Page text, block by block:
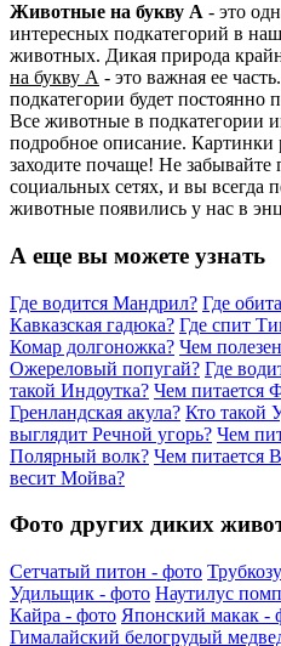
Животные на букву А - это
интересных подкатегорий в
животных. Дикая природа
на букву А - это важная ее
подкатегории будет
Все животные в подкатегории
подробное описание. Картинки
заходите почаще! Не забывайте
социальных сетях, и вы всегда
животные появились у нас в
А еще вы можете узнать
Где водится Мандрил? Где
Кавказская гадюка? Где спит
Комар долгоножка? Чем
Ожереловый попугай? Где
такой Индоутка? Чем питается
Гренландская акула? Кто такой
выглядит Речной угорь? Чем
Полярный волк? Чем питается
весит Мойва?
Фото других диких
Сетчатый питон - фото
Удильщик - фото Наутилус
Кайра - фото Японский макак -
Гималайский белогрудый